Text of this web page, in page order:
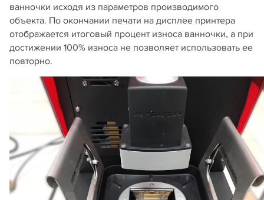
ванночки исходя из параметров производимого
объекта. По окончании печати на дисплее принтера
отображается итоговый процент износа ванночки, а при
достижении 100% износа не позволяет использовать ее
повторно.